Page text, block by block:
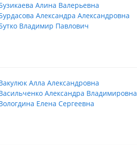
Алина Валерьевна
Александра Александровна
Владимир Павлович
Алла Александровна
Александра Владимировна
Елена Сергеевна